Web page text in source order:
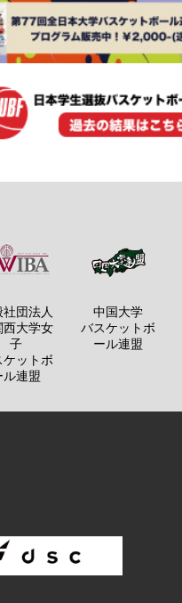
社団法人
西大学女
子
ケットボ
ル連盟
中国大学
バスケットボ
ール連盟